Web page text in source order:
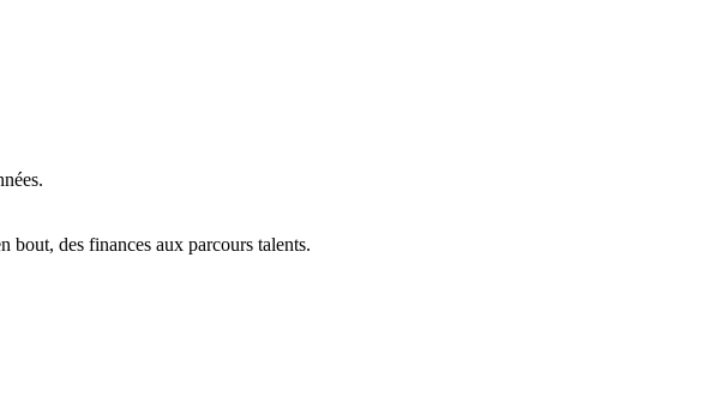
bout, des finances aux parcours talents.